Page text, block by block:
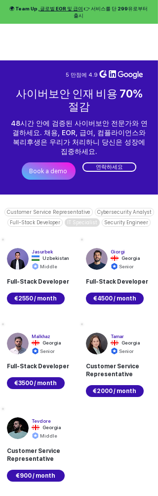
🌍 Team Up , 글로벌 EOR 및 급여 👉 서비스를 단 299유로부터
출시
5 만점에 4.9
사이버보안 인재 비용 70%
절감
48시간 안에 검증된 사이버보안 전문가와 연
결하세요. 채용, EOR, 급여, 컴플라이언스와
복리후생은 우리가 처리하니 당신은 성장에
집중하세요.
Book a demo
연락하세요
Customer Service Representative
Cybersecurity Analyst
Full-Stack Developer
IT Specialist Security Engineer
Jasurbek
Uzbekistan
Middle
Full-Stack Developer
€2550 / month
Malkhaz
Georgia
Senior
Full-Stack Developer
€3500 / month
Tevdore
Georgia
Middle
Customer Service
Representative
€900 / month
Giorgi
Georgia
Senior
Full-Stack Developer
€4500 / month
Tamar
Georgia
Senior
Customer Service
Representative
€2000 / month